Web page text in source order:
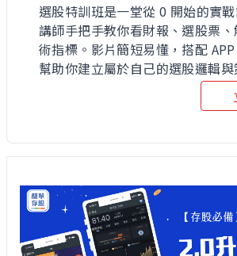
選股特訓班是一堂從 0 開始的實
講師手把手教你看財報、選股票
術指標。影片簡短易懂，搭配 APP
幫助你建立屬於自己的選股邏輯與